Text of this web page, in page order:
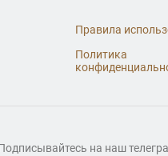
Правила
Политика
на наш